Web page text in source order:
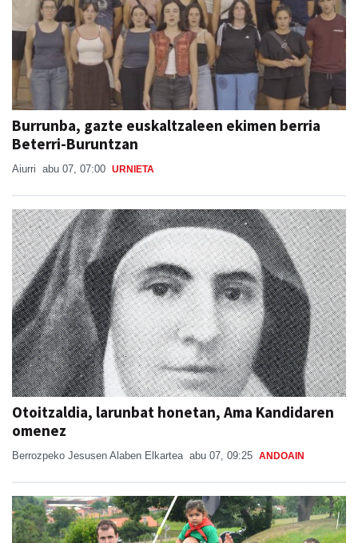
Burrunba, gazte euskaltzaleen ekimen berria
Beterri-Buruntzan
Aiurri abu 07, 07:00 URNIETA
Otoitzaldia, larunbat honetan, Ama Kandidaren
omenez
Berrozpeko Jesusen Alaben Elkartea abu 07, 09:25 ANDOAIN